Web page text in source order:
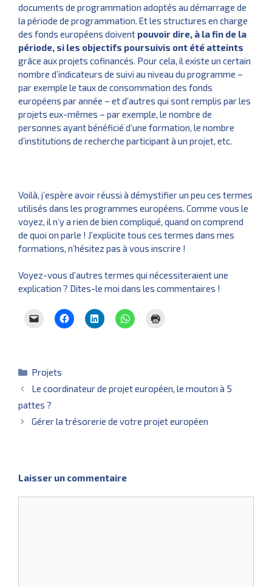
documents de programmation adoptés au démarrage de
la période de programmation. Et les structures en charge
des fonds européens doivent pouvoir dire, à la fin de la
période, si les objectifs poursuivis ont été atteints
grâce aux projets cofinancés. Pour cela, il existe un certain
nombre d’indicateurs de suivi au niveau du programme –
par exemple le taux de consommation des fonds
européens par année – et d’autres qui sont remplis par les
projets eux-mêmes – par exemple, le nombre de
personnes ayant bénéficié d’une formation, le nombre
d’institutions de recherche participant à un projet, etc.
Voilà, j’espère avoir réussi à démystifier un peu ces termes
utilisés dans les programmes européens. Comme vous le
voyez, il n’y a rien de bien compliqué, quand on comprend
de quoi on parle ! J’explicite tous ces termes dans mes
formations, n’hésitez pas à vous inscrire !
Voyez-vous d’autres termes qui nécessiteraient une
explication ? Dites-le moi dans les commentaires !
Catégories
Projets
Le coordinateur de projet européen, le mouton à 5
pattes ?
Gérer la trésorerie de votre projet européen
Laisser un commentaire